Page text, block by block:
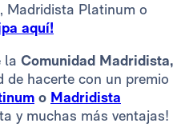
Madridista Platinum o
aquí!
la Comunidad Madridista,
de hacerte con un premio
o Madridista
y muchas más ventajas!